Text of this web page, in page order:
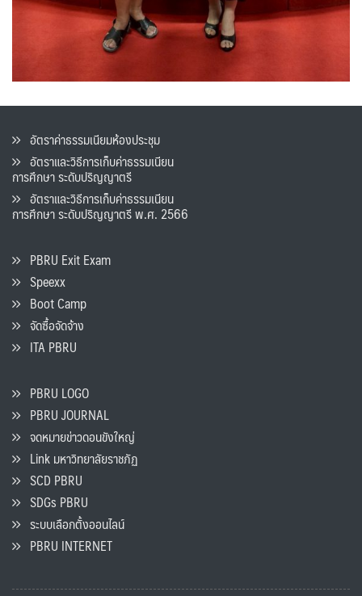
อัตราค่าธรรมเนียมห้องประชุม
อัตราและวิธีการเก็บค่าธรรมเนียน
การศึกษา ระดับปริญญาตรี
อัตราและวิธีการเก็บค่าธรรมเนียน
การศึกษา ระดับปริญญาตรี พ.ศ. 2566
PBRU Exit Exam
Speexx
Boot Camp
จัดซื้อจัดจ้าง
ITA PBRU
PBRU LOGO
PBRU JOURNAL
จดหมายข่าวดอนขังใหญ่
Link มหาวิทยาลัยราชภัฏ
SCD PBRU
SDGs PBRU
ระบบเลือกตั้งออนไลน์
PBRU INTERNET